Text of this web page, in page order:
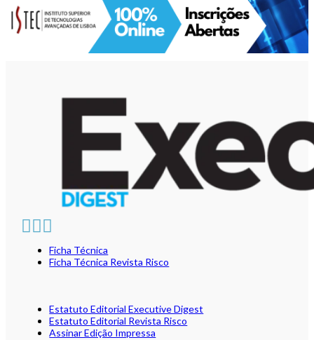
Ficha Técnica
Ficha Técnica Revista Risco
Estatuto Editorial Executive Digest
Estatuto Editorial Revista Risco
Assinar Edição Impressa